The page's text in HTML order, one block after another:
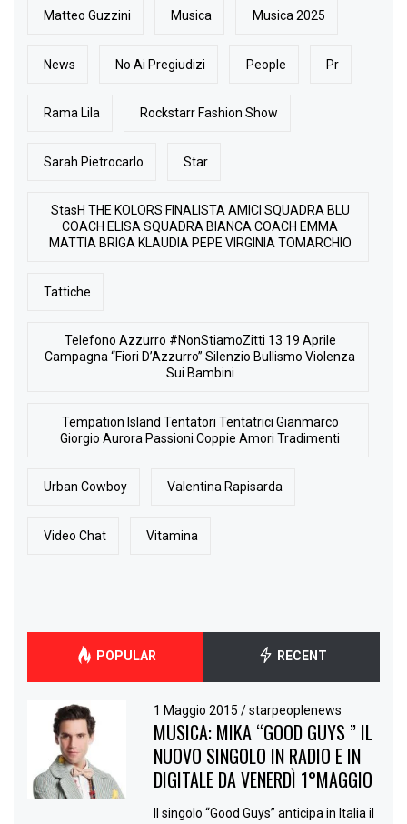
Matteo Guzzini Musica Musica 2025
News No Ai Pregiudizi People Pr
Rama Lila Rockstarr Fashion Show
Sarah Pietrocarlo Star
StasH THE KOLORS FINALISTA AMICI SQUADRA BLU
COACH ELISA SQUADRA BIANCA COACH EMMA
MATTIA BRIGA KLAUDIA PEPE VIRGINIA TOMARCHIO
Tattiche
Telefono Azzurro #NonStiamoZitti 13 19 Aprile
Campagna “Fiori D’Azzurro” Silenzio Bullismo Violenza
Sui Bambini
Tempation Island Tentatori Tentatrici Gianmarco
Giorgio Aurora Passioni Coppie Amori Tradimenti
Urban Cowboy Valentina Rapisarda
Video Chat Vitamina
POPULAR RECENT
1 Maggio 2015/ starpeoplenews
MUSICA: MIKA “GOOD GUYS ” IL
NUOVO SINGOLO IN RADIO E IN
DIGITALE DA VENERDÌ 1°MAGGIO
Il singolo “Good Guys” anticipa in Italia il